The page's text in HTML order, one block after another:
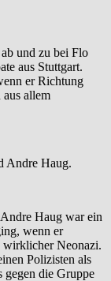
und zu bei Flo
aus Stuttgart.
er Richtung
allem
Andre Haug.
Haug war ein
wenn er
wirklicher Neonazi.
Polizisten als
gegen die Gruppe